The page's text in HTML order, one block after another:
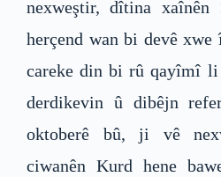
nexweştir, dîtina
herçend wan bi devê
careke din bi rû qayîmî li
derdikevin û dibêjn
oktoberê bû, ji vê
ciwanên Kurd hene